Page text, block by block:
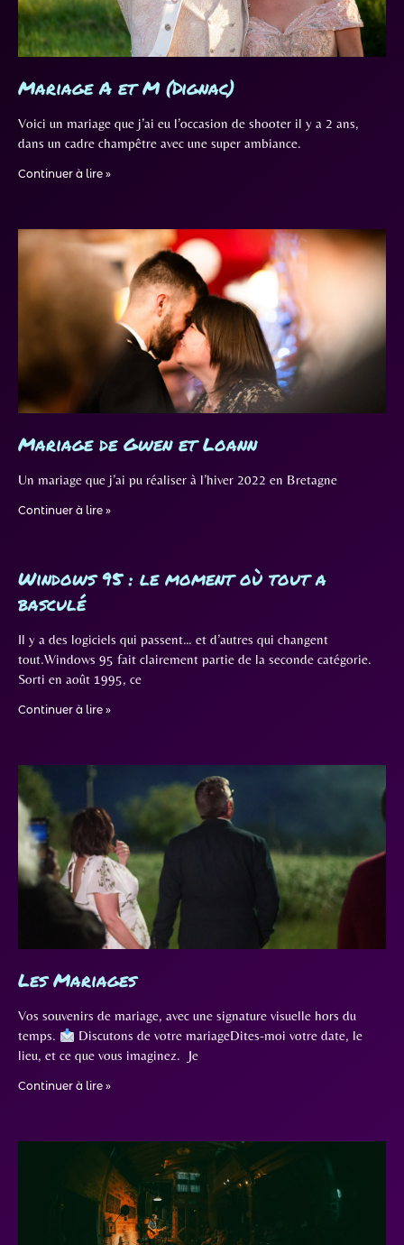
Mariage A et M (Dignac)
Voici un mariage que j’ai eu l’occasion de shooter il y a 2 ans,
dans un cadre champêtre avec une super ambiance.
Continuer à lire »
Mariage de Gwen et Loann
Un mariage que j’ai pu réaliser à l’hiver 2022 en Bretagne
Continuer à lire »
Windows 95 : le moment où tout a
basculé
Il y a des logiciels qui passent… et d’autres qui changent
tout.Windows 95 fait clairement partie de la seconde catégorie.
Sorti en août 1995, ce
Continuer à lire »
Les Mariages
Vos souvenirs de mariage, avec une signature visuelle hors du
temps.
Discutons de votre mariageDites-moi votre date, le
lieu, et ce que vous imaginez. Je
Continuer à lire »